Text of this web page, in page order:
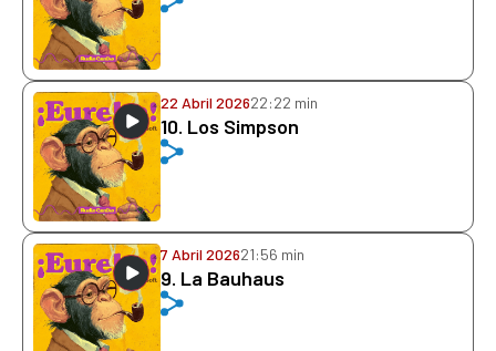
22 Abril 202622:22 min
10. Los Simpson
7 Abril 202621:56 min
9. La Bauhaus